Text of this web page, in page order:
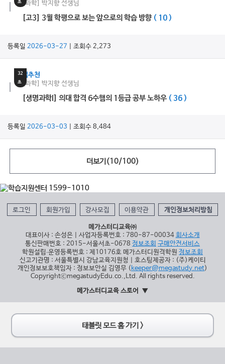
초
[과학] 박지향 선생님
[고3] 3월 학평으로 보는 앞으로의 학습 방향 ( 10 )
등록일 2026-03-27 | 조회수 2,273
32
초
쌤추천
[과학] 박지향 선생님
[생명과학I] 의대 합격 6수햄의 1등급 공부 노하우 ( 36 )
등록일 2026-03-03 | 조회수 8,484
더보기(10/100)
로그인 회원가입 강사모집 이용약관 개인정보처리방침
메가스터디교육㈜
대표이사 : 손성은 | 사업자등록번호 : 780-87-00034 회사소개
통신판매번호 : 2015-서울서초-0678 정보조회 구매안전서비스
학원설립∙운영등록번호 : 제10176호 메가스터디원격학원 정보조회
신고기관명 : 서울특별시 강남교육지원청 | 호스팅제공자 : (주)케이티
개인정보보호책임자 : 정보보안실 김영무 ( keeper@megastudy.net)
CopyrightⓒmegastudyEdu.co.,Ltd. All rights reserved.
메가스터디교육 스토어
태블릿 모드 홈 가기 >